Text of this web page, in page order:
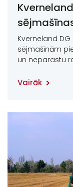
Kverneland
sējmašīnām
un neparastu
Vairāk